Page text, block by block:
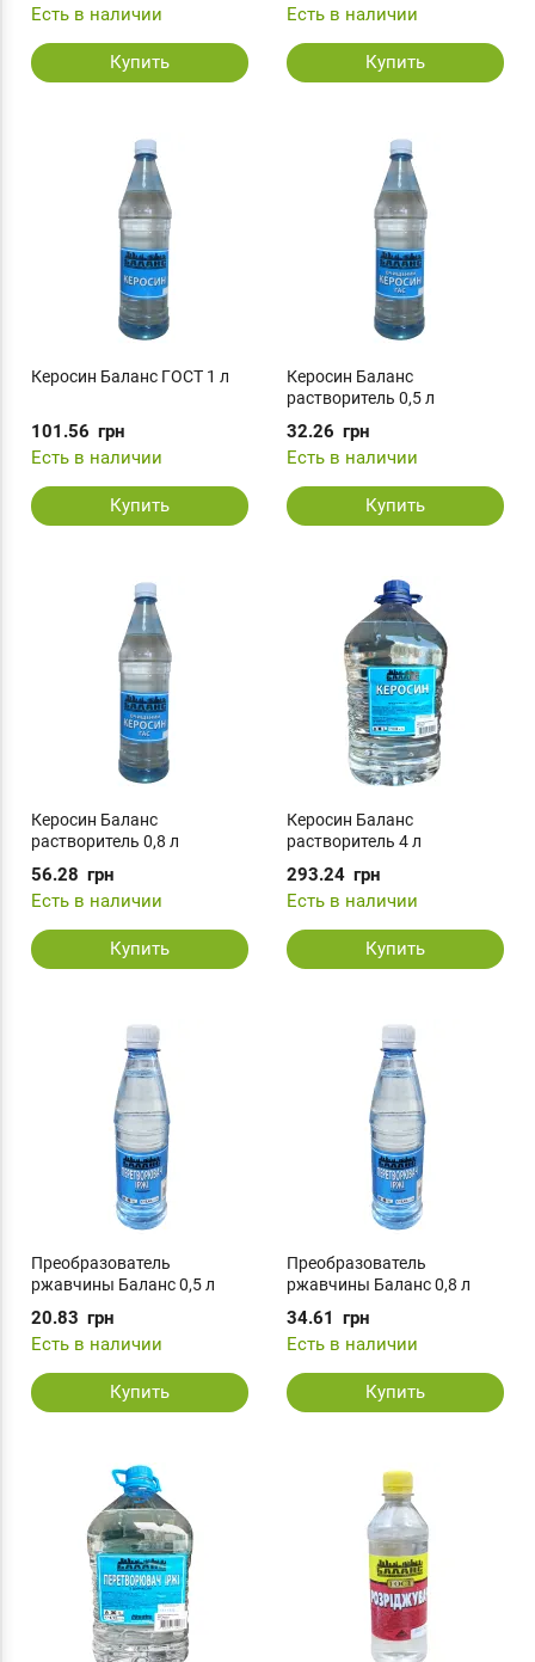
Есть в наличии
Купить
Есть в наличии
Купить
Керосин Баланс ГОСТ 1 л
101.56 грн
Есть в наличии
Купить
Керосин Баланс
растворитель 0,5 л
32.26 грн
Есть в наличии
Купить
Керосин Баланс
растворитель 0,8 л
56.28 грн
Есть в наличии
Купить
Керосин Баланс
растворитель 4 л
293.24 грн
Есть в наличии
Купить
Преобразователь
ржавчины Баланс 0,5 л
20.83 грн
Есть в наличии
Купить
Преобразователь
ржавчины Баланс 0,8 л
34.61 грн
Есть в наличии
Купить